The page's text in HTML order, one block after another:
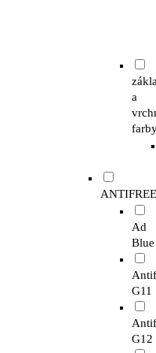
a
Ad
Blue
G11
G12